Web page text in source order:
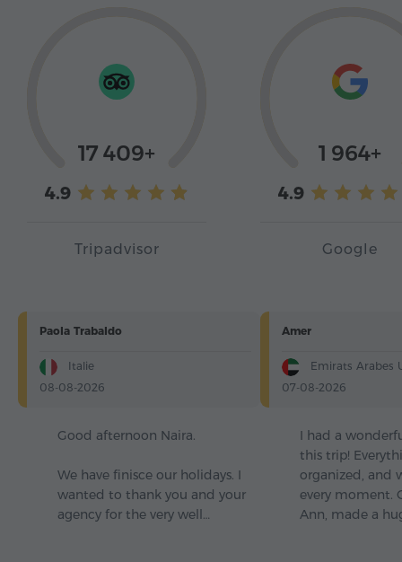
17 409+
4.9
Tripadvisor
1 964+
4.9
Google
Paola Trabaldo
Italie
08-08-2026
Good afternoon Naira.
We have finisce our holidays. I
wanted to thank you and your
agency for the very well…
Amer
Emirats Arabes
07-08-2026
I had a
this trip!
organized, and
every moment.
Ann, made a